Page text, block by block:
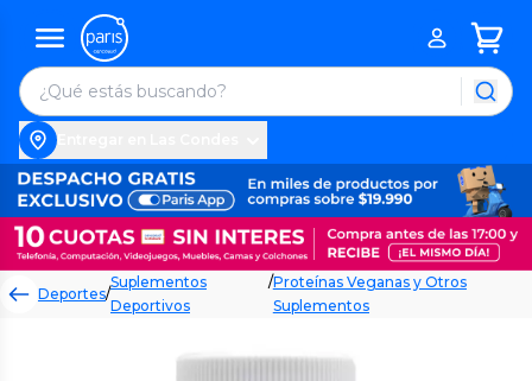
Deportes/
Suplementos
Deportivos
/Proteínas Veganas y Otros
Suplementos